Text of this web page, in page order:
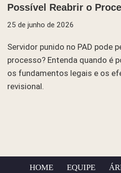
Possível Reabrir o
25 de junho de 2026
Servidor punido no PAD pode
processo? Entenda quando é
os fundamentos legais e os
revisional.
HOME EQUIPE